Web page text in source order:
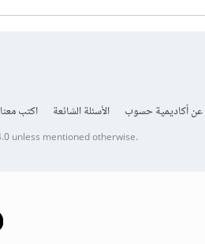
عن أكاديمية حسوب الأسئلة الشائعة اكتب معنا
unless mentioned otherwise.